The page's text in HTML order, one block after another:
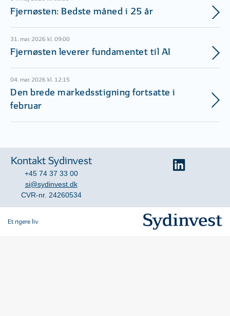
Fjernøsten: Bedste måned i 25 år
31. mar. 2026 kl. 09:00
Fjernøsten leverer fundamentet til AI
04. mar. 2026 kl. 12:15
Den brede markedsstigning fortsatte i
februar
Kontakt Sydinvest
+45 74 37 33 00
si@sydinvest.dk
CVR-nr. 24260534
Et rigere liv